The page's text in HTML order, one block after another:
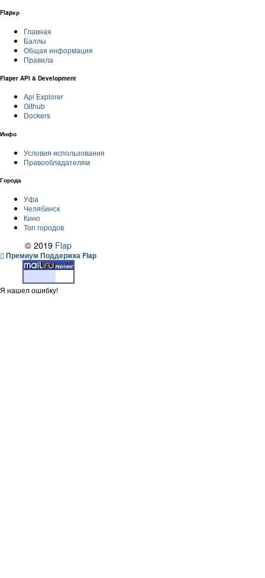
Flapер
Главная
Баллы
Общая информация
Правила
Flaper API & Development
Api Explorer
Github
Dockers
Инфо
Условия использования
Правообладателям
Города
Уфа
Челябинск
Кино
Топ городов
© 2019 Flap
Премиум Поддержка Flap
Я нашел ошибку!